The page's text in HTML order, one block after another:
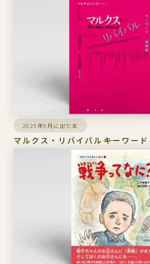
2025年9月に出た本
マルクス・リバイバル――キーワー